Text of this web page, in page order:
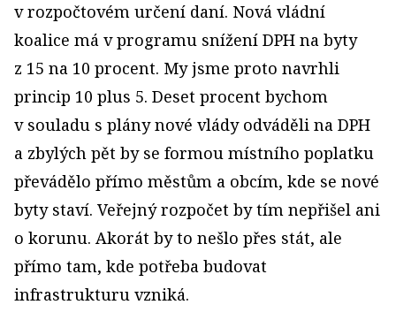
v rozpočtovém určení daní. Nová vládní
koalice má v programu snížení DPH na byty
z 15 na 10 procent. My jsme proto navrhli
princip 10 plus 5. Deset procent bychom
v souladu s plány nové vlády odváděli na DPH
a zbylých pět by se formou místního poplatku
převádělo přímo městům a obcím, kde se nové
byty staví. Veřejný rozpočet by tím nepřišel ani
o korunu. Akorát by to nešlo přes stát, ale
přímo tam, kde potřeba budovat
infrastrukturu vzniká.